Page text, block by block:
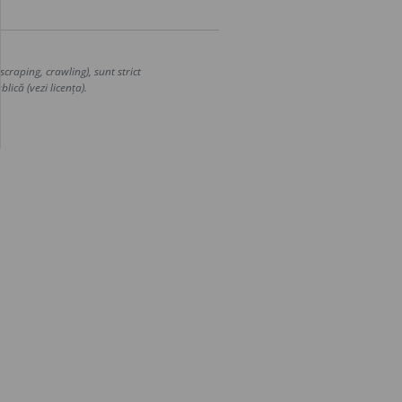
crawling), sunt strict
(vezi licența).